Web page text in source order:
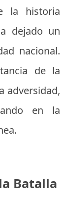
la historia
dejado un
nacional.
de la
adversidad,
en la
Batalla